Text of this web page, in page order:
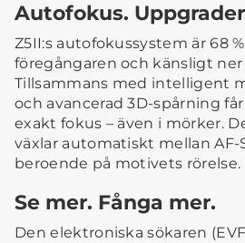
Autofokus.
Z5II:s autofokussystem är 68
föregångaren och känsligt ner
Tillsammans med intelligent
och avancerad 3D-spårning
exakt fokus – även i mörker.
växlar automatiskt mellan AF-
beroende på motivets rörelse.
Se mer. Fånga mer.
Den elektroniska sökaren